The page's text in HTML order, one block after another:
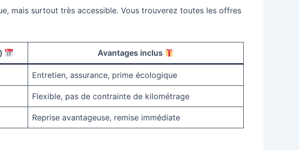
mais surtout très accessible. Vous trouverez toutes les offres
Avantages inclus
Entretien, assurance, prime écologique
Flexible, pas de contrainte de kilométrage
Reprise avantageuse, remise immédiate